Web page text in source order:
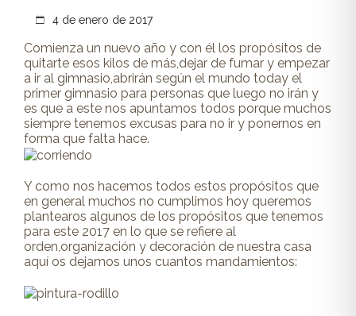
4 de enero de 2017
Comienza un nuevo año y con él los propósitos de
quitarte esos kilos de más,dejar de fumar y empezar
a ir al gimnasio,abrirán según el mundo today el
primer gimnasio para personas que luego no irán y
es que a este nos apuntamos todos porque muchos
siempre tenemos excusas para no ir y ponernos en
forma que falta hace.
Y como nos hacemos todos estos propósitos que
en general muchos no cumplimos hoy queremos
plantearos algunos de los propósitos que tenemos
para este 2017 en lo que se refiere al
orden,organización y decoración de nuestra casa
aquí os dejamos unos cuantos mandamientos: